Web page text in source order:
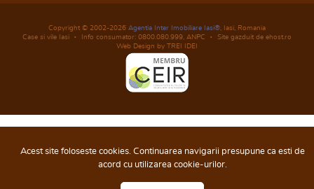
Copyright © 2002-2026 Agentia Inter Imobiliare Iasi® , Iasi, Romania
Case si vile Iasi
Info consumator: 0800.080.999, ANPC
Site gazduit de ehost.ro
Web Design by TREI IDEI
Acest site foloseste cookies. Continuarea navigarii presupune ca esti de
acord cu utilizarea cookie-urilor.